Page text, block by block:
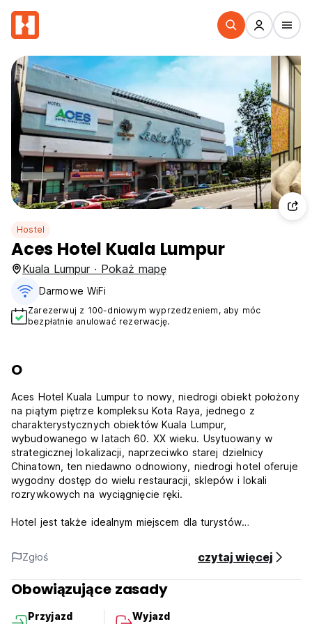
Hostel
Aces Hotel Kuala Lumpur
Kuala Lumpur · Pokaż mapę
Darmowe WiFi
Zarezerwuj z 100-dniowym wyprzedzeniem, aby móc
bezpłatnie anulować rezerwację.
O
Aces Hotel Kuala Lumpur to nowy, niedrogi obiekt położony
na piątym piętrze kompleksu Kota Raya, jednego z
charakterystycznych obiektów Kuala Lumpur,
wybudowanego w latach 60. XX wieku. Usytuowany w
strategicznej lokalizacji, naprzeciwko starej dzielnicy
Chinatown, ten niedawno odnowiony, niedrogi hotel oferuje
wygodny dostęp do wielu restauracji, sklepów i lokali
rozrywkowych na wyciągnięcie ręki.
Hotel jest także idealnym miejscem dla turystów
transportu publicznego znajdują się w odległości spaceru.
Jeśli wolisz podróżować pociągiem, najbliższe stacje
kolejowe to Stacja MRT Pasar Seni, Stacja MRT Merdeka,
Stacja LRT Plaza Rakyat i Stacja LRT Masjid Jamek.
W pobliżu znajdują się popularne dzielnice Chinatown, Pudu,
Zgłoś czytaj więcej
Obowiązujące zasady
Przyjazd
Wyjazd